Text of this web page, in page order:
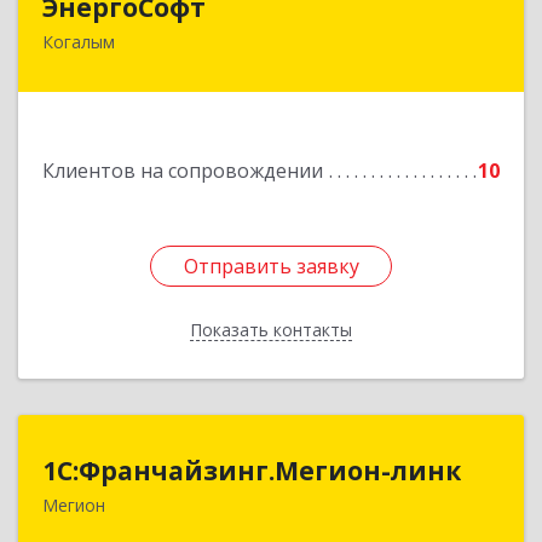
Когалым
Клиентов на сопровождении 10
Отправить заявку
Показать контакты
628485, Ханты-Мансийский Автономный округ
Подробнее
Отправить заявку
Назад
1С:Франчайзинг.Мегион-линк
Мегион
1С:Франчайзинг.Мегион-линк